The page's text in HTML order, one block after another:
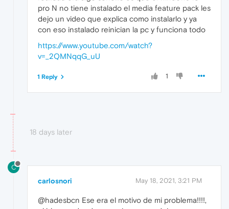
pro N no tiene instalado el media feature pack les
dejo un video que explica como instalarlo y ya
con eso instalado reinician la pc y funciona todo
https://www.youtube.com/watch?
v=_2QMNqqG_uU
1
1 Reply
18 days later
C
carlosnori May 18, 2021, 3:21 PM
@hadesbcn Ese era el motivo de mi problema!!!!,